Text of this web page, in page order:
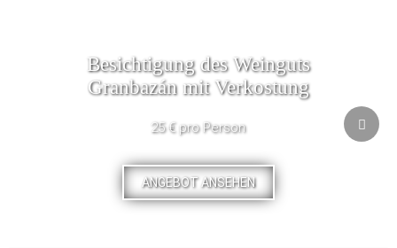
Besichtigung des Weinguts
Granbazán mit Verkostung
25 € pro Person
ANGEBOT ANSEHEN